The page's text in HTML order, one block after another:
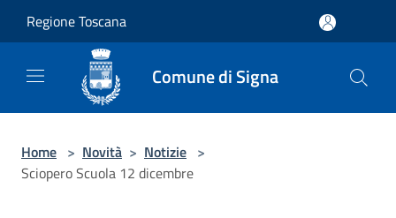
Regione Toscana
Comune di Signa
Home > Novità > Notizie >
Sciopero Scuola 12 dicembre